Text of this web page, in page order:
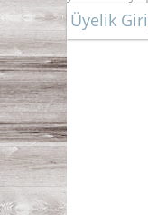
Üyelik